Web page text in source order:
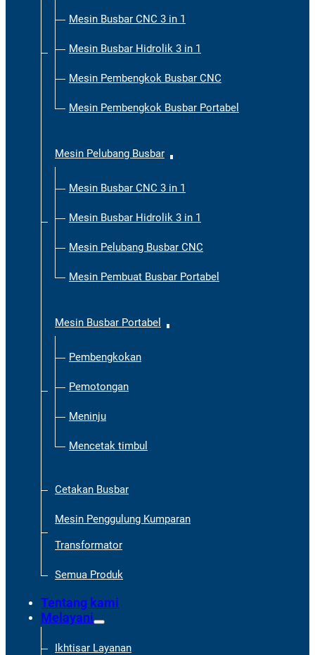
Mesin Busbar CNC 3 in 1
Mesin Busbar Hidrolik 3 in 1
Mesin Pembengkok Busbar CNC
Mesin Pembengkok Busbar Portabel
Mesin Pelubang Busbar
Mesin Busbar CNC 3 in 1
Mesin Busbar Hidrolik 3 in 1
Mesin Pelubang Busbar CNC
Mesin Pembuat Busbar Portabel
Mesin Busbar Portabel
Pembengkokan
Pemotongan
Meninju
Mencetak timbul
Cetakan Busbar
Mesin Penggulung Kumparan
Transformator
Semua Produk
Tentang kami
Melayani
Ikhtisar Layanan